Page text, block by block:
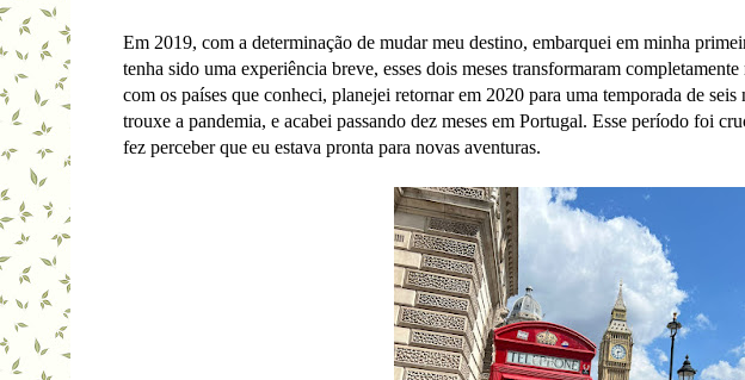
Em 2019, com a determinação de mudar meu destino, embarquei em minha
tenha sido uma experiência breve, esses dois meses transformaram
com os países que conheci, planejei retornar em 2020 para uma temporada de
trouxe a pandemia, e acabei passando dez meses em Portugal. Esse período foi
fez perceber que eu estava pronta para novas aventuras.